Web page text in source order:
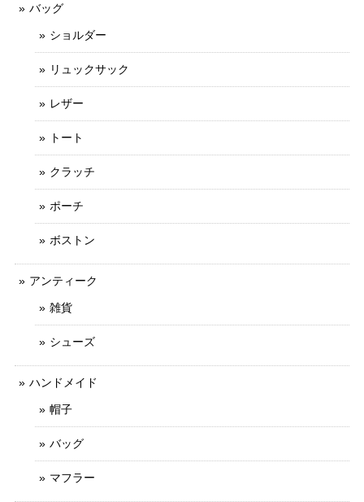
バッグ
ショルダー
リュックサック
レザー
トート
クラッチ
ポーチ
ボストン
アンティーク
雑貨
シューズ
ハンドメイド
帽子
バッグ
マフラー